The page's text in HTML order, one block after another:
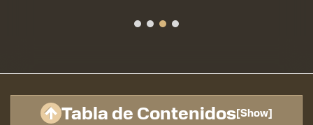
Tabla de Contenidos[Show]